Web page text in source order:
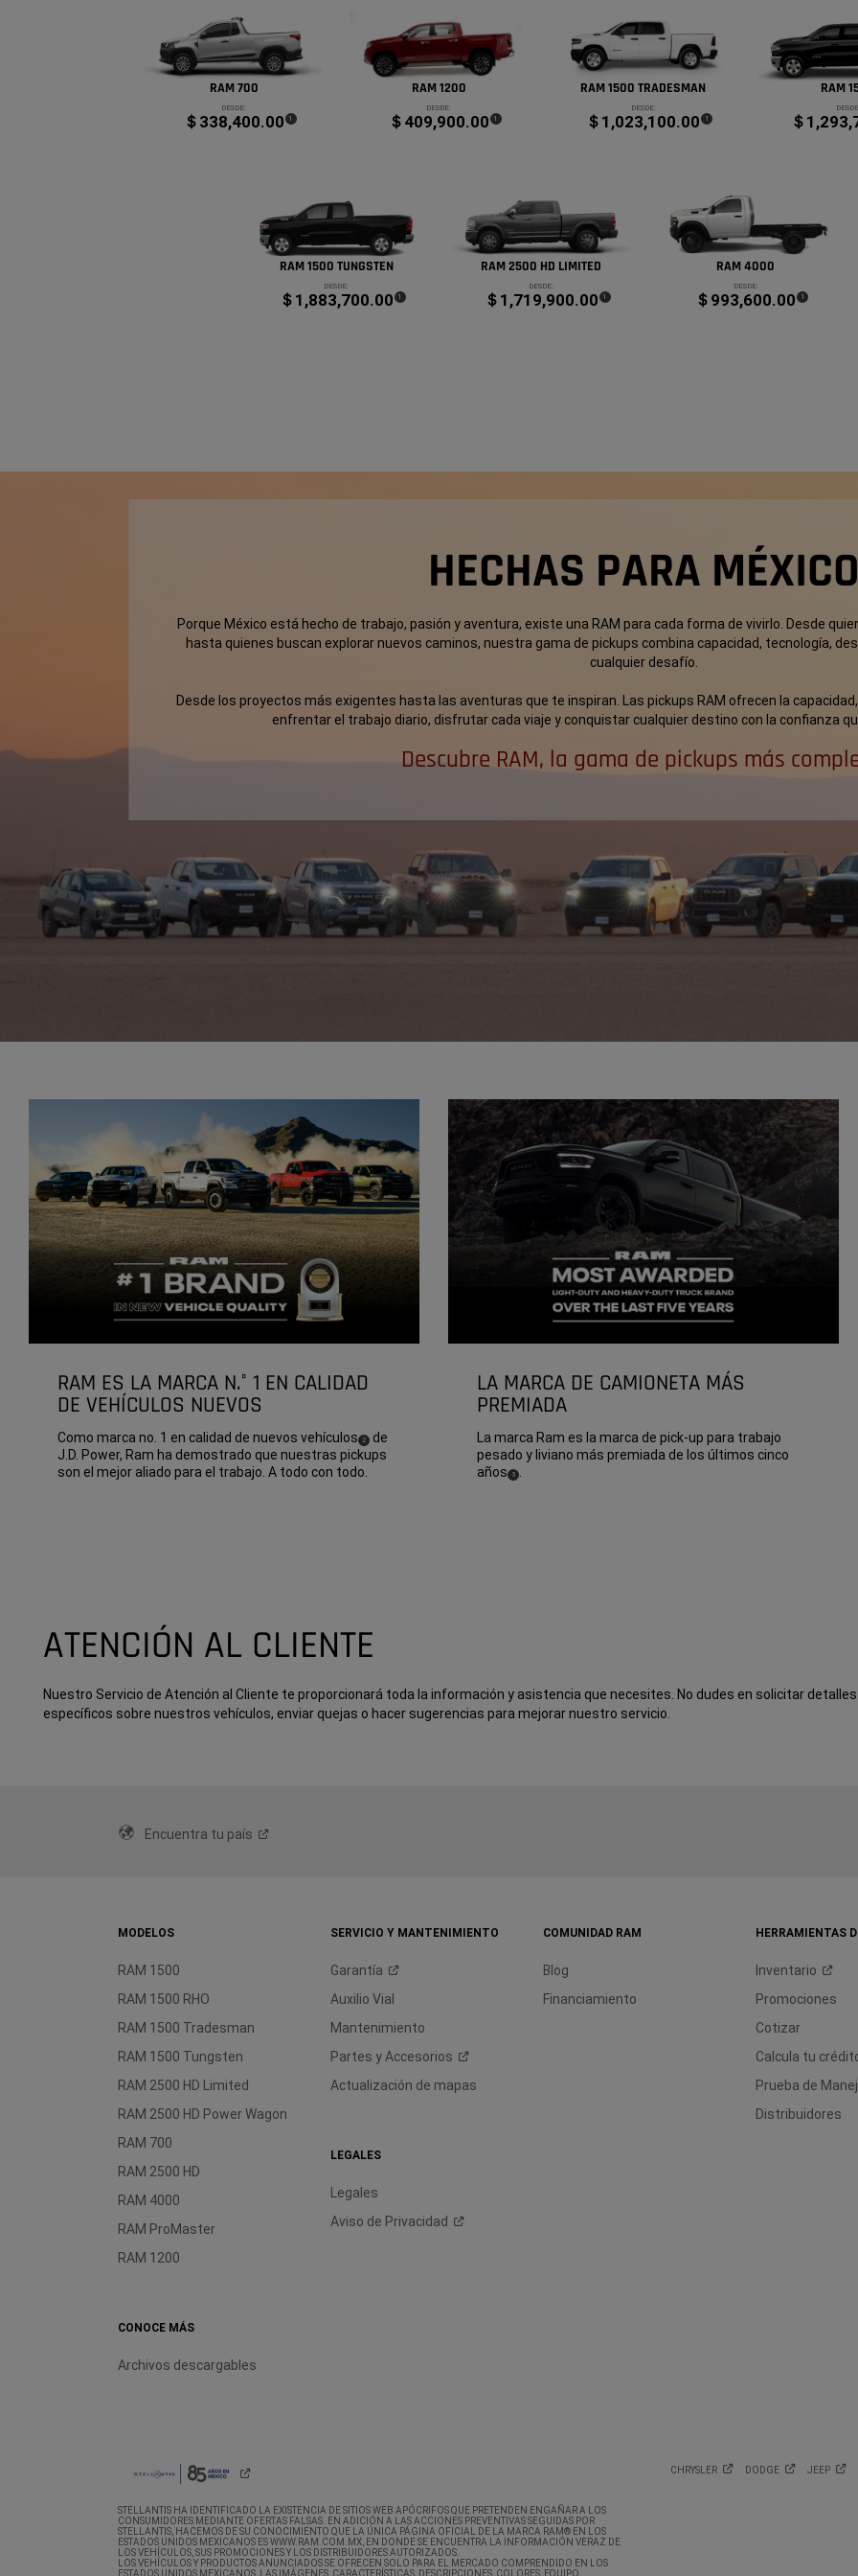
RAM 700
DESDE:
＄338,400.00 (
Disclosure
1)
RAM 1200
DESDE:
＄409,900.00 (
Disclosure
1)
RAM 1500 TRADESMAN
DESDE:
＄1,023,100.00 (
Disclosure
1)
RAM
DESDE:
＄
RAM 1500 TUNGSTEN
DESDE:
＄1,883,700.00 (
Disclosure
1)
RAM 2500 HD LIMITED
DESDE:
＄1,719,900.00 (
Disclosure
1)
RAM 4000
DESDE:
＄993,600.00 (
Disclosure
1)
HECHAS PARA MÉXICO
Porque México está hecho de trabajo, pasión y aventura, existe una RAM para cada forma de vivirlo. Desde
hasta quienes buscan explorar nuevos caminos, nuestra gama de pickups combina capacidad, tecnología,
cualquier desafío.
Desde los proyectos más exigentes hasta las aventuras que te inspiran. Las pickups RAM ofrecen la
enfrentar el trabajo diario, disfrutar cada viaje y conquistar cualquier destino con la confianza
Descubre RAM, la gama de pickups más
RAM ES LA MARCA N.° 1 EN CALIDAD
DE VEHÍCULOS NUEVOS
Como marca no. 1 en calidad de nuevos vehículos ( Disclosure
2)
de
J.D. Power, Ram ha demostrado que nuestras pickups
son el mejor aliado para el trabajo. A todo con todo.
LA MARCA DE CAMIONETA MÁS
PREMIADA
La marca Ram es la marca de pick-up para trabajo
pesado y liviano más premiada de los últimos cinco
años (
Disclosure
3)
ATENCIÓN AL CLIENTE
Nuestro Servicio de Atención al Cliente te proporcionará toda la información y asistencia que necesites. No dudes en solicitar detalles
específicos sobre nuestros vehículos, enviar quejas o hacer sugerencias para mejorar nuestro servicio.
Encuentra tu país
MODELOS
RAM 1500
RAM 1500 RHO
RAM 1500 Tradesman
RAM 1500 Tungsten
RAM 2500 HD Limited
RAM 2500 HD Power Wagon
RAM 700
RAM 2500 HD
RAM 4000
RAM ProMaster
RAM 1200
CONOCE MÁS
Archivos descargables
SERVICIO Y MANTENIMIENTO
Garantía
Auxilio Vial
Mantenimiento
Partes y Accesorios
Actualización de mapas
LEGALES
Legales
Aviso de Privacidad
COMUNIDAD RAM
Blog
Financiamiento
HERRAMIENTAS
Inventario
Promociones
Cotizar
Calcula tu
Prueba de
Distribuidores
CHRYSLER DODGE JEEP
STELLANTIS HA IDENTIFICADO LA EXISTENCIA DE SITIOS WEB APÓCRIFOS QUE PRETENDEN ENGAÑAR A LOS
CONSUMIDORES MEDIANTE OFERTAS FALSAS. EN ADICIÓN A LAS ACCIONES PREVENTIVAS SEGUIDAS POR
STELLANTIS, HACEMOS DE SU CONOCIMIENTO QUE LA ÚNICA PÁGINA OFICIAL DE LA MARCA RAM® EN LOS
ESTADOS UNIDOS MEXICANOS ES WWW.RAM.COM.MX, EN DONDE SE ENCUENTRA LA INFORMACIÓN VERAZ DE
LOS VEHÍCULOS, SUS PROMOCIONES Y LOS DISTRIBUIDORES AUTORIZADOS.
LOS VEHÍCULOS Y PRODUCTOS ANUNCIADOS SE OFRECEN SOLO PARA EL MERCADO COMPRENDIDO EN LOS
ESTADOS UNIDOS MEXICANOS, LAS IMÁGENES, CARACTERÍSTICAS, DESCRIPCIONES, COLORES, EQUIPO,